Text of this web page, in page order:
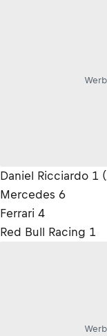
Daniel Ricciardo 1
Mercedes 6
Ferrari 4
Red Bull Racing 1